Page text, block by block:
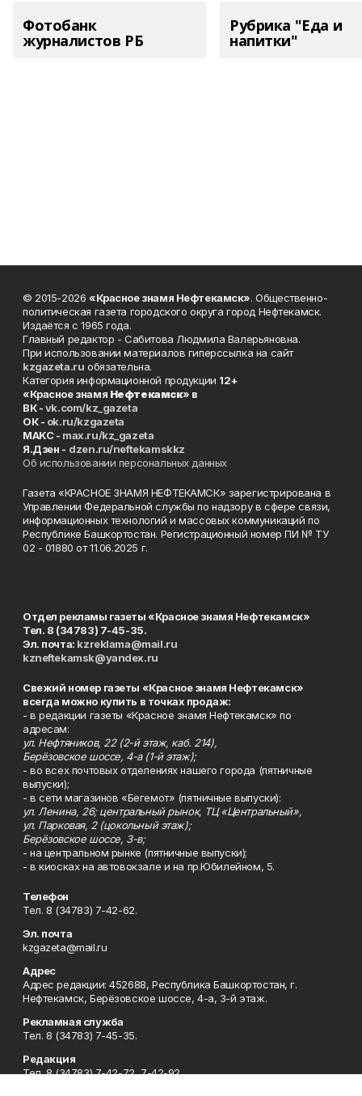
Фотобанк
журналистов РБ
Рубрика "Еда и
напитки"
© 2015-2026 «Красное знамя Нефтекамск». Общественно-
политическая газета городского округа город Нефтекамск.
Издаётся с 1965 года.
Главный редактор - Сабитова Людмила Валерьяновна.
При использовании материалов гиперссылка на сайт
kzgazeta.ru обязательна.
Категория информационной продукции 12+
«Красное знамя Нефтекамск» в
ВК -vk.com/kz_gazeta
ОК - ok.ru/kzgazeta
MAKC - max.ru/kz_gazeta
Я.Дзен - dzen.ru/neftekamskkz
Об использовании персональных данных
Газета «КРАСНОЕ ЗНАМЯ НЕФТЕКАМСК» зарегистрирована в
Управлении Федеральной службы по надзору в сфере связи,
информационных технологий и массовых коммуникаций по
Республике Башкортостан. Регистрационный номер ПИ № ТУ
02 - 01880 от 11.06.2025 г.
Отдел рекламы газеты «Красное знамя Нефтекамск»
Тел. 8 (34783) 7-45-35.
Эл. почта: kzreklama@mail.ru
kzneftekamsk@yandex.ru
Свежий номер газеты «Красное знамя Нефтекамск»
всегда можно купить в точках продаж:
- в редакции газеты «Красное знамя Нефтекамск» по
адресам:
ул. Нефтяников, 22 (2-й этаж, каб. 214),
Берёзовское шоссе, 4-а (1-й этаж);
- во всех почтовых отделениях нашего города (пятничные
выпуски);
- в сети магазинов «Бегемот» (пятничные выпуски):
ул. Ленина, 26; центральный рынок, ТЦ «Центральный»,
ул. Парковая, 2 (цокольный этаж);
Берёзовское шоссе, 3-в;
- на центральном рынке (пятничные выпуски);
- в киосках на автовокзале и на пр.Юбилейном, 5.
Телефон
Тел. 8 (34783) 7-42-62.
Эл. почта
kzgazeta@mail.ru
Адрес
Адрес редакции: 452688, Республика Башкортостан, г.
Нефтекамск, Берёзовское шоссе, 4-а, 3-й этаж.
Рекламная служба
Тел. 8 (34783) 7-45-35.
Редакция
Тел. 8 (34783) 7-42-72, 7-42-92..